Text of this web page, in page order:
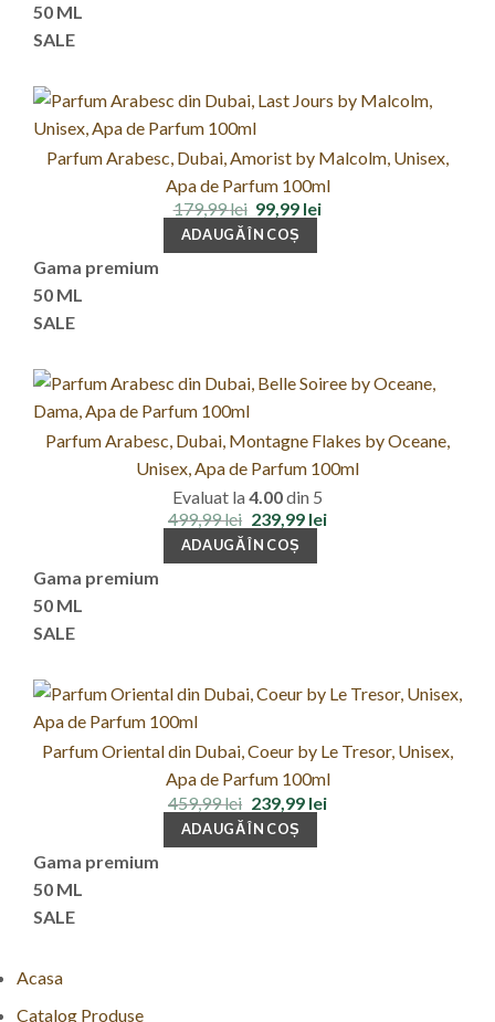
50 ML
SALE
Parfum Arabesc, Dubai, Amorist by Malcolm, Unisex,
Apa de Parfum 100ml
179,99lei Prețul
inițial
a
99,99 leiPrețul
ADAUGĂ ÎN COȘ
Gama premium
50 ML
SALE
Parfum Arabesc, Dubai, Montagne Flakes by Oceane,
Unisex, Apa de Parfum 100ml
Evaluat la 4.00din 5
499,99lei Prețul
inițial
a
239,99 leiPrețul
ADAUGĂ ÎN COȘ
Gama premium
50 ML
SALE
Parfum Oriental din Dubai, Coeur by Le Tresor, Unisex,
Apa de Parfum 100ml
459,99lei Prețul
inițial
a
fost:
239,99 leiPrețul
ADAUGĂ ÎN COȘ
Gama premium
50 ML
SALE
Acasa
Catalog Produse